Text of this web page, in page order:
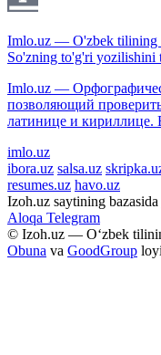
Imlo.uz — O'zbek tilining
So'zning to'g'ri yozilishini
Imlo.uz —
позволяющий
латинице и кириллице.
imlo.uz
ibora.uz salsa.uz
resumes.uz havo.uz
Izoh.uz saytining
Aloqa Telegram
© Izoh.uz — O‘zbek
Obuna va GoodGroup